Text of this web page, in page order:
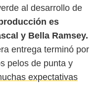
al desarrollo de
es
y Bella Ramsey.
entrega terminó por
pelos de punta y
expectativas